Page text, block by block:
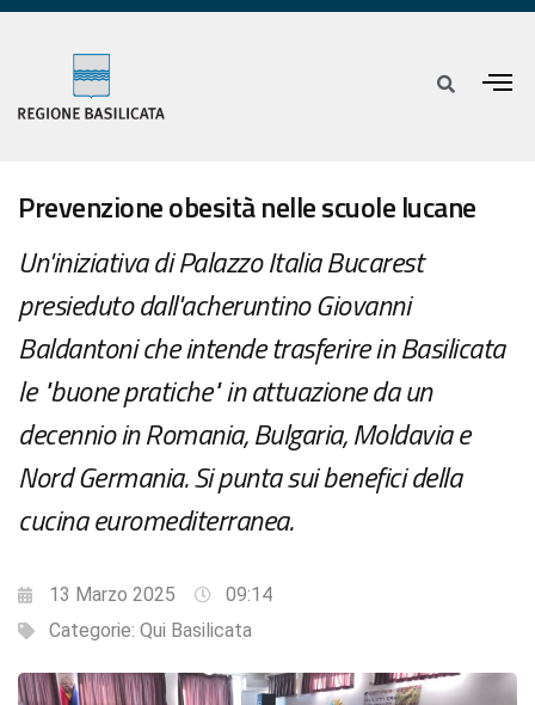
Prevenzione obesità nelle scuole lucane
Un'iniziativa di Palazzo Italia Bucarest
presieduto dall'acheruntino Giovanni
Baldantoni che intende trasferire in Basilicata
le "buone pratiche" in attuazione da un
decennio in Romania, Bulgaria, Moldavia e
Nord Germania. Si punta sui benefici della
cucina euromediterranea.
13 Marzo 2025
09:14
Categorie: Qui Basilicata